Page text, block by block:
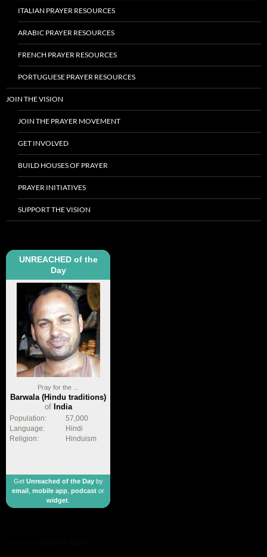
ITALIAN PRAYER RESOURCES
ARABIC PRAYER RESOURCES
FRENCH PRAYER RESOURCES
PORTUGUESE PRAYER RESOURCES
JOIN THE VISION
JOIN THE PRAYER MOVEMENT
GET INVOLVED
BUILD HOUSES OF PRAYER
PRAYER INITIATIVES
SUPPORT THE VISION
UNREACHED of the
Day
Pray for the ...
Barwala (Hindu traditions)
of India
Population:
57,000
Language:
Hindi
Religion:
Hinduism
Get Unreached of the Dayby
email
mobile app podcast or
widget